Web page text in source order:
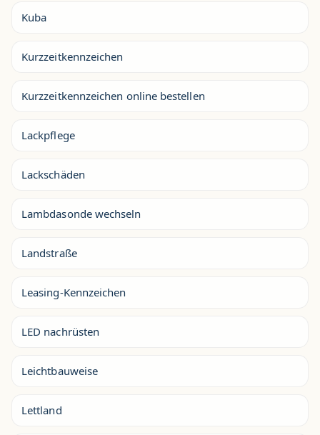
Kuba
Kurzzeitkennzeichen
Kurzzeitkennzeichen online bestellen
Lackpflege
Lackschäden
Lambdasonde wechseln
Landstraße
Leasing-Kennzeichen
LED nachrüsten
Leichtbauweise
Lettland